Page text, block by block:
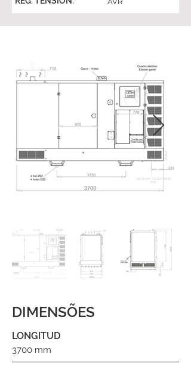
DIMENSÕES
LONGITUD
3700 mm